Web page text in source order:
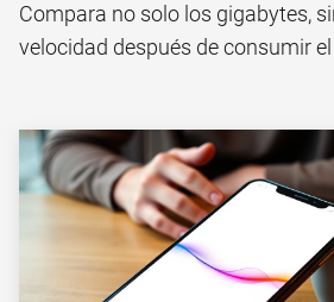
Compara no solo los gigabytes,
velocidad después de consumir